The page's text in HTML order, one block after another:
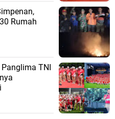
Rumah
Panglima TNI